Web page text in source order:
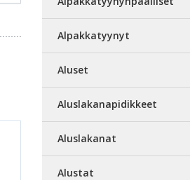
Alpakkatyynyt
Aluset
Aluslakanapidikkeet
Aluslakanat
Alustat